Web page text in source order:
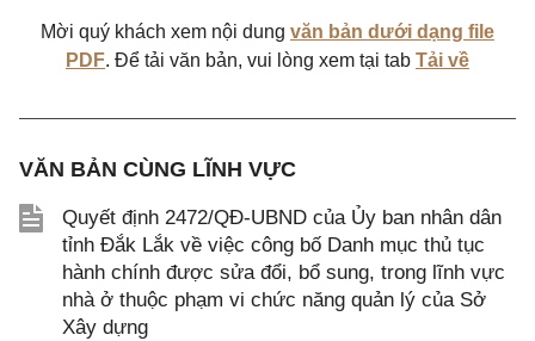
Mời quý khách xem nội dung văn bản dưới dạng file
PDF. Để tải văn bản, vui lòng xem tại tab Tải về
VĂN BẢN CÙNG LĨNH VỰC
Quyết định 2472/QĐ-UBND của Ủy ban nhân dân
tỉnh Đắk Lắk về việc công bố Danh mục thủ tục
hành chính được sửa đổi, bổ sung, trong lĩnh vực
nhà ở thuộc phạm vi chức năng quản lý của Sở
Xây dựng